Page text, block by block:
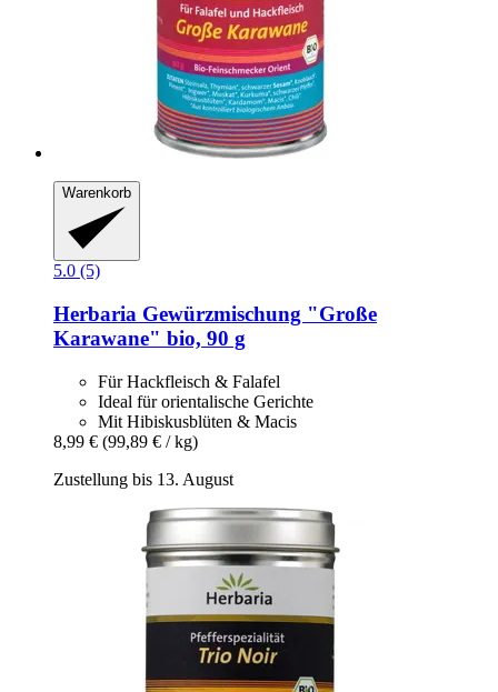
Warenkorb
5.0 (5)
Herbaria Gewürzmischung "Große
Karawane" bio, 90 g
Für Hackfleisch & Falafel
Ideal für orientalische Gerichte
Mit Hibiskusblüten & Macis
8,99 € (99,89 € / kg)
Zustellung bis 13. August